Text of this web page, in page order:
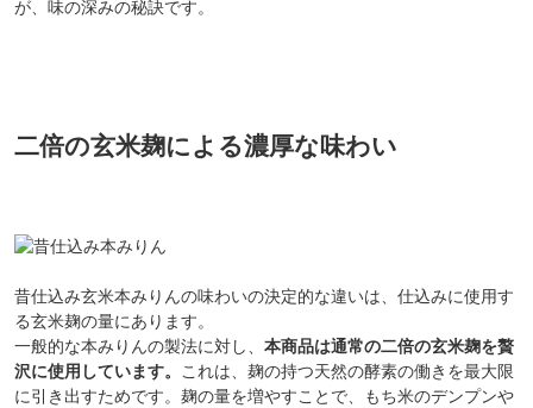
が、味の深みの秘訣です。
二倍の玄米麹による濃厚な味わい
昔仕込み玄米本みりんの味わいの決定的な違いは、仕込みに使用す
る玄米麹の量にあります。
一般的な本みりんの製法に対し、 本商品は通常の二倍の玄米麹を贅
沢に使用しています。 これは、麹の持つ天然の酵素の働きを最大限
に引き出すためです。麹の量を増やすことで、もち米のデンプンや